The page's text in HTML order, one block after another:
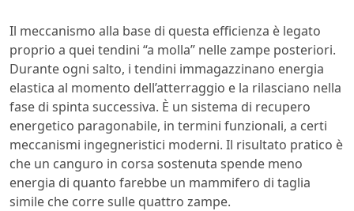
Il meccanismo alla base di questa efficienza è legato
proprio a quei tendini “a molla” nelle zampe posteriori.
Durante ogni salto, i tendini immagazzinano energia
elastica al momento dell’atterraggio e la rilasciano nella
fase di spinta successiva. È un sistema di recupero
energetico paragonabile, in termini funzionali, a certi
meccanismi ingegneristici moderni. Il risultato pratico è
che un canguro in corsa sostenuta spende meno
energia di quanto farebbe un mammifero di taglia
simile che corre sulle quattro zampe.